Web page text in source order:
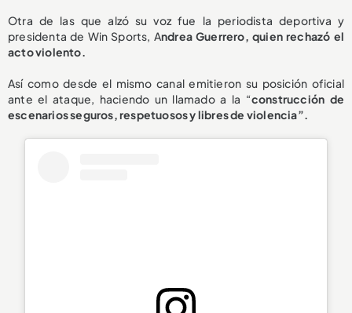
Otra de las que alzó su voz fue la periodista deportiva y
presidenta de Win Sports, Andrea Guerrero, quien rechazó el
acto violento.
Así como desde el mismo canal emitieron su posición oficial
ante el ataque, haciendo un llamado a la “construcción de
escenarios seguros, respetuosos y libres de violencia”.